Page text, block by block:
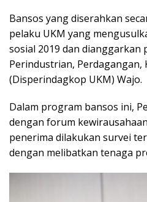
Bansos yang diserahkan
pelaku UKM yang
sosial 2019 dan dianggarkan
Perindustrian, Perdagangan,
(Disperindagkop UKM) Wajo.
Dalam program bansos ini,
dengan forum
penerima dilakukan survei
dengan melibatkan tenaga